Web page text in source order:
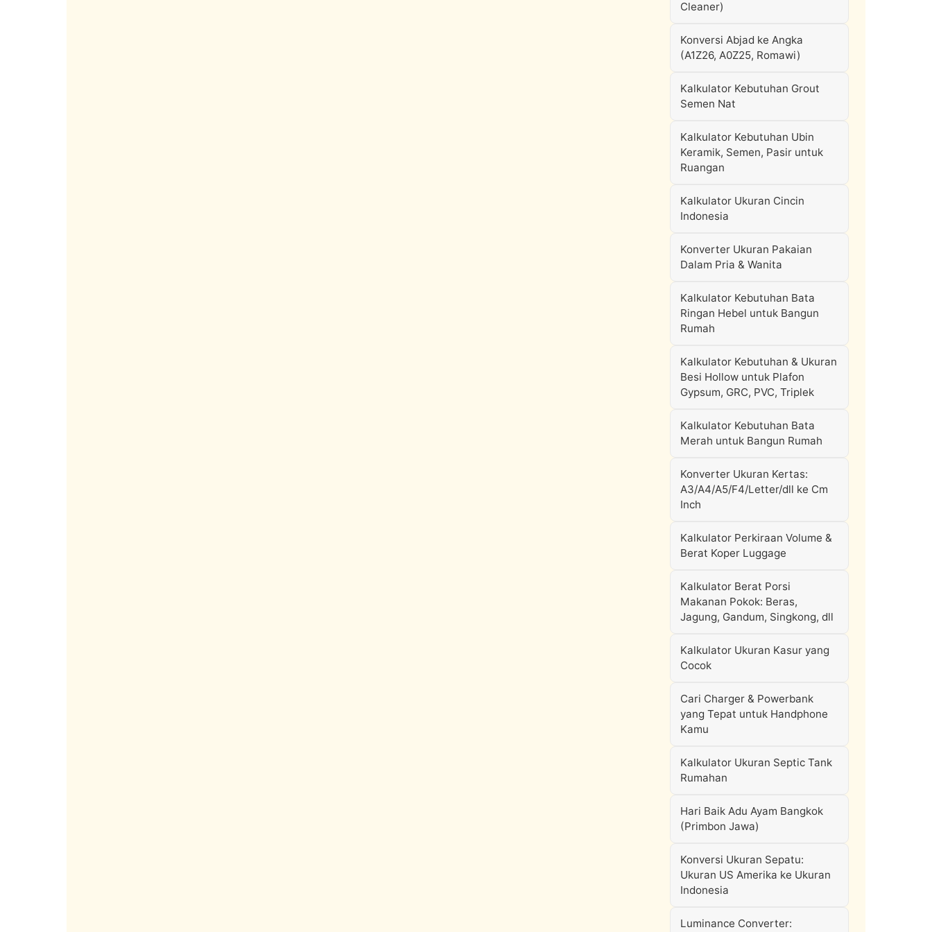
Cleaner)
Konversi Abjad ke Angka
(A1Z26, A0Z25, Romawi)
Kalkulator Kebutuhan Grout
Semen Nat
Kalkulator Kebutuhan Ubin
Keramik, Semen, Pasir untuk
Ruangan
Kalkulator Ukuran Cincin
Indonesia
Konverter Ukuran Pakaian
Dalam Pria & Wanita
Kalkulator Kebutuhan Bata
Ringan Hebel untuk Bangun
Rumah
Kalkulator Kebutuhan & Ukuran
Besi Hollow untuk Plafon
Gypsum, GRC, PVC, Triplek
Kalkulator Kebutuhan Bata
Merah untuk Bangun Rumah
Konverter Ukuran Kertas:
A3/A4/A5/F4/Letter/dll ke Cm
Inch
Kalkulator Perkiraan Volume &
Berat Koper Luggage
Kalkulator Berat Porsi
Makanan Pokok: Beras,
Jagung, Gandum, Singkong, dll
Kalkulator Ukuran Kasur yang
Cocok
Cari Charger & Powerbank
yang Tepat untuk Handphone
Kamu
Kalkulator Ukuran Septic Tank
Rumahan
Hari Baik Adu Ayam Bangkok
(Primbon Jawa)
Konversi Ukuran Sepatu:
Ukuran US Amerika ke Ukuran
Indonesia
Luminance Converter: